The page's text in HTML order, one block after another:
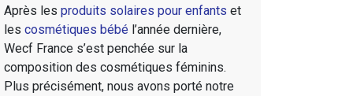
Après les produits solaires pour enfants et
les cosmétiques bébé l’année dernière,
Wecf France s’est penchée sur la
composition des cosmétiques féminins.
Plus précisément, nous avons porté notre